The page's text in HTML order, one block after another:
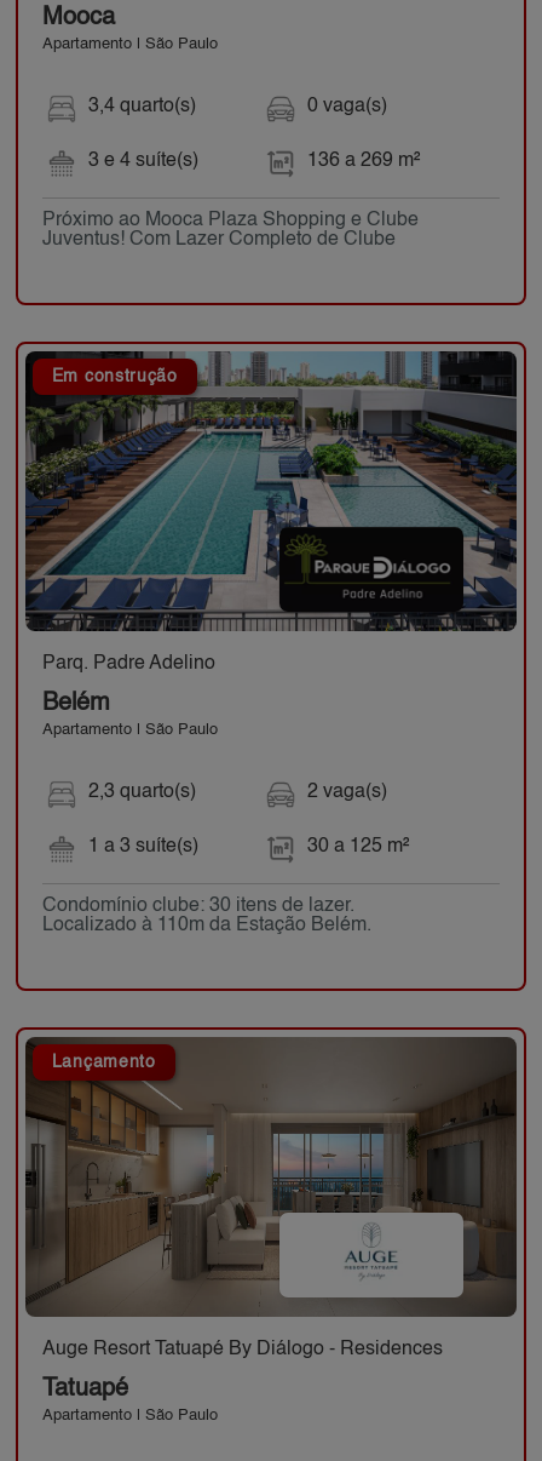
Mooca
Apartamento | São Paulo
3,4 quarto(s)
3 e 4 suíte(s)
0 vaga(s)
136 a 269 m²
Próximo ao Mooca Plaza Shopping e Clube
Juventus! Com Lazer Completo de Clube
Em construção
Parq. Padre Adelino
Belém
Apartamento | São Paulo
2,3 quarto(s)
1 a 3 suíte(s)
2 vaga(s)
30 a 125 m²
Condomínio clube: 30 itens de lazer.
Localizado à 110m da Estação Belém.
Lançamento
Auge Resort Tatuapé By Diálogo - Residences
Tatuapé
Apartamento | São Paulo